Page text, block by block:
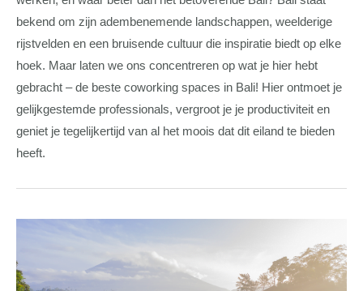
bekend om zijn adembenemende landschappen, weelderige
rijstvelden en een bruisende cultuur die inspiratie biedt op elke
hoek. Maar laten we ons concentreren op wat je hier hebt
gebracht – de beste coworking spaces in Bali! Hier ontmoet je
gelijkgestemde professionals, vergroot je je productiviteit en
geniet je tegelijkertijd van al het moois dat dit eiland te bieden
heeft.